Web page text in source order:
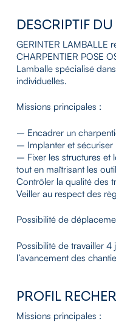
DESCRIPTIF DU
GERINTER LAMBALLE
CHARPENTIER POSE
Lamballe spécialisé
individuelles.
Missions principales :
– Encadrer un
– Implanter et sécuriser
– Fixer les structures et
tout en maîtrisant les
Contrôler la qualité des
Veiller au respect des
Possibilité de
Possibilité de travailler
l’avancement des
PROFIL
Missions principales :